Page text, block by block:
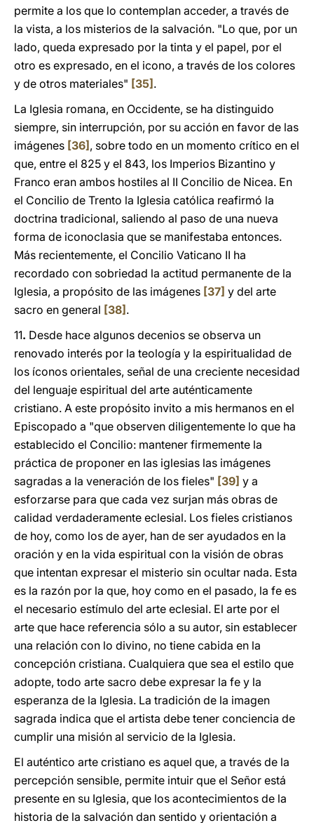
permite a los que lo contemplan acceder, a través de
la vista, a los misterios de la salvación. "Lo que, por un
lado, queda expresado por la tinta y el papel, por el
otro es expresado, en el icono, a través de los colores
y de otros materiales" [35] .
La Iglesia romana, en Occidente, se ha distinguido
siempre, sin interrupción, por su acción en favor de las
imágenes [36] , sobre todo en un momento crítico en el
que, entre el 825 y el 843, los Imperios Bizantino y
Franco eran ambos hostiles al II Concilio de Nicea. En
el Concilio de Trento la Iglesia católica reafirmó la
doctrina tradicional, saliendo al paso de una nueva
forma de iconoclasia que se manifestaba entonces.
Más recientemente, el Concilio Vaticano II ha
recordado con sobriedad la actitud permanente de la
Iglesia, a propósito de las imágenes [37] y del arte
sacro en general [38] .
11. Desde hace algunos decenios se observa un
renovado interés por la teología y la espiritualidad de
los íconos orientales, señal de una creciente necesidad
del lenguaje espiritual del arte auténticamente
cristiano. A este propósito invito a mis hermanos en el
Episcopado a "que observen diligentemente lo que ha
establecido el Concilio: mantener firmemente la
práctica de proponer en las iglesias las imágenes
sagradas a la veneración de los fieles" [39] y a
esforzarse para que cada vez surjan más obras de
calidad verdaderamente eclesial. Los fieles cristianos
de hoy, como los de ayer, han de ser ayudados en la
oración y en la vida espiritual con la visión de obras
que intentan expresar el misterio sin ocultar nada. Esta
es la razón por la que, hoy como en el pasado, la fe es
el necesario estímulo del arte eclesial. El arte por el
arte que hace referencia sólo a su autor, sin establecer
una relación con lo divino, no tiene cabida en la
concepción cristiana. Cualquiera que sea el estilo que
adopte, todo arte sacro debe expresar la fe y la
esperanza de la Iglesia. La tradición de la imagen
sagrada indica que el artista debe tener conciencia de
cumplir una misión al servicio de la Iglesia.
El auténtico arte cristiano es aquel que, a través de la
percepción sensible, permite intuir que el Señor está
presente en su Iglesia, que los acontecimientos de la
historia de la salvación dan sentido y orientación a